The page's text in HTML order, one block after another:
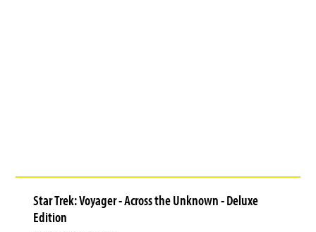
Star Trek: Voyager - Across the Unknown - Deluxe
Edition